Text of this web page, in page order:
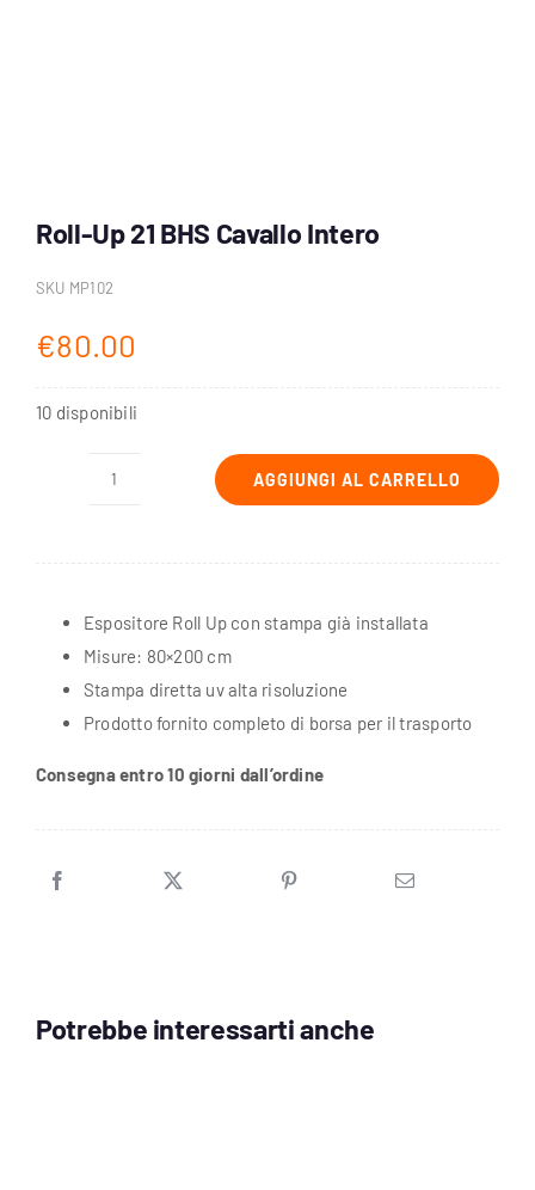
Roll-Up 21 BHS Cavallo Intero
SKU MP102
€80.00
10 disponibili
Cavallo
Intero
quantità
AGGIUNGI AL CARRELLO
Espositore Roll Up con stampa già installata
Misure: 80×200 cm
Stampa diretta uv alta risoluzione
Prodotto fornito completo di borsa per il trasporto
Consegna entro 10 giorni dall’ordine
Potrebbe interessarti anche